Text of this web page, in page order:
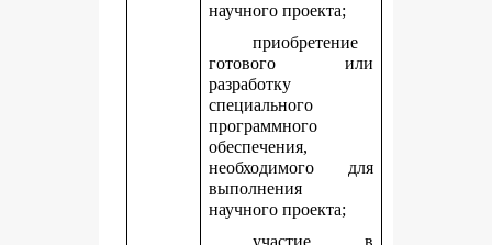
научного проекта;
приобретение
готового или
разработку
специального
программного
обеспечения,
необходимого для
выполнения
научного проекта;
участие в